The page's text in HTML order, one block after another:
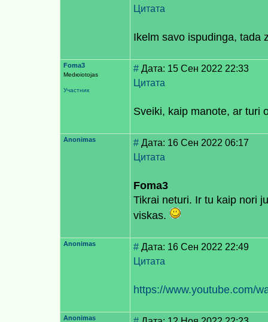
Цитата
Ikelm savo ispudinga, tada
Foma3
Medюiotojas
Участник
# Дата: 15 Сен 2022 22:33
Цитата
Sveiki, kaip manote, ar turi
Anonimas # Дата: 16 Сен 2022 06:17
Цитата
Foma3
Tikrai neturi. Ir tu kaip nori
viskas.
Anonimas # Дата: 16 Сен 2022 22:49
Цитата
https://www.youtube.com/
Anonimas